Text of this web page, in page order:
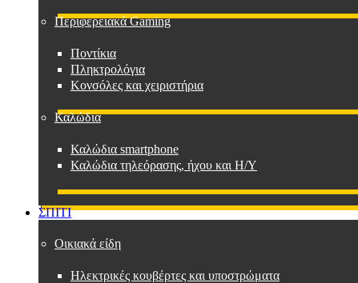
Περιφερειακά Gaming
Ποντίκια
Πληκτρολόγια
Κονσόλες και χειριστήρια
Καλώδια
Καλώδια smartphone
Καλώδια τηλεόρασης, ήχου και Η/Υ
ΣΠΙΤΙ
Οικιακά είδη
Ηλεκτρικές κουβέρτες και υποστρώματα